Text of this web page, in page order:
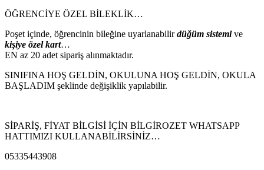
ÖĞRENCİYE ÖZEL BİLEKLİK…
Poşet içinde, öğrencinin bileğine uyarlanabilirdüğüm sistemi ve
kişiye özel kart…
EN az 20 adet sipariş alınmaktadır.
SINIFINA HOŞ GELDİN, OKULUNA HOŞ GELDİN, OKULA
BAŞLADIM şeklinde değişiklik yapılabilir.
SİPARİŞ, FİYAT BİLGİSİ İÇİN BİLGİROZET WHATSAPP
HATTIMIZI KULLANABİLİRSİNİZ…
05335443908